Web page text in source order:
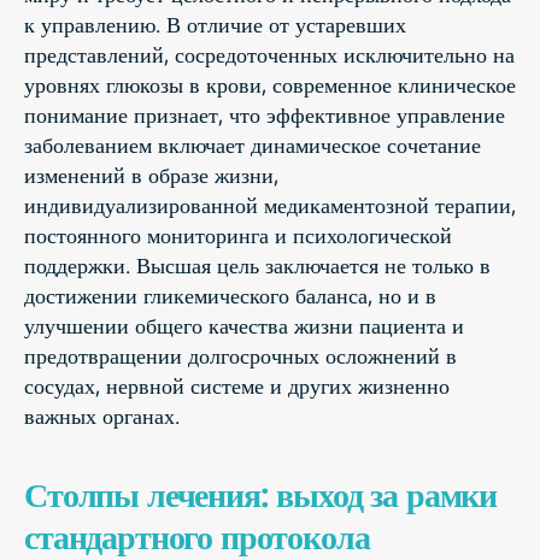
к управлению. В отличие от устаревших
представлений, сосредоточенных исключительно на
уровнях глюкозы в крови, современное клиническое
понимание признает, что эффективное управление
заболеванием включает динамическое сочетание
изменений в образе жизни,
индивидуализированной медикаментозной терапии,
постоянного мониторинга и психологической
поддержки. Высшая цель заключается не только в
достижении гликемического баланса, но и в
улучшении общего качества жизни пациента и
предотвращении долгосрочных осложнений в
сосудах, нервной системе и других жизненно
важных органах.
Столпы лечения: выход за рамки
стандартного протокола